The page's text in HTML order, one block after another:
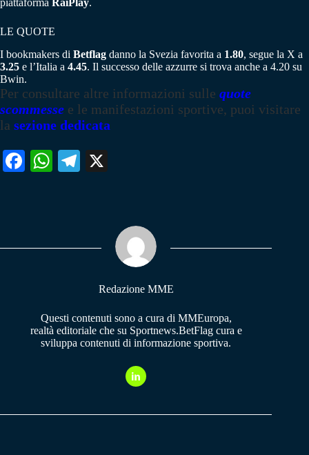
piattaforma RaiPlay.
LE QUOTE
I bookmakers di Betflag danno la Svezia favorita a 1.80, segue la X a
3.25 e l’Italia a 4.45. Il successo delle azzurre si trova anche a 4.20 su
Bwin.
Per consultare altre informazioni sulle quote
scommesse e le manifestazioni sportive, puoi visitare
la sezione dedicata
Fa W
pp
Te
m
Redazione MME
Questi contenuti sono a cura di MMEuropa,
realtà editoriale che su Sportnews.BetFlag cura e
sviluppa contenuti di informazione sportiva.